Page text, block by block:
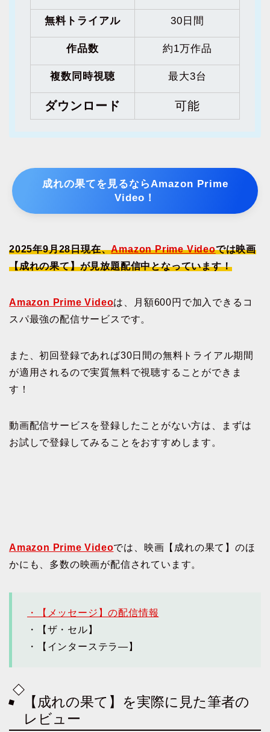
無料トライアル 30日間
作品数 約1万作品
複数同時視聴 最大3台
ダウンロード 可能
成れの果てを見るならAmazon Prime
Video！
2025年9月28日現在、Amazon Prime Videoでは映画
【成れの果て】が見放題配信中となっています！
Amazon Prime Videoは、月額600円で加入できるコ
スパ最強の配信サービスです。
また、初回登録であれば30日間の無料トライアル期間
が適用されるので実質無料で視聴することができま
す！
動画配信サービスを登録したことがない方は、まずは
お試しで登録してみることをおすすめします。
Amazon Prime Videoでは、映画【成れの果て】のほ
かにも、多数の映画が配信されています。
・【メッセージ】の配信情報
・【ザ・セル】
・【インターステラ―】
【成れの果て】を実際に見た筆者の
レビュー